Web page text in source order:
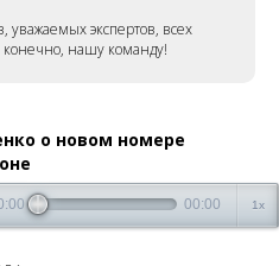
уважаемых экспертов, всех
конечно, нашу команду!
о новом номере
00:00 1x